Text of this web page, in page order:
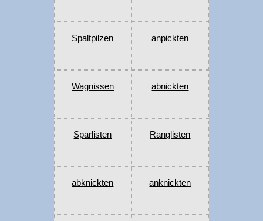
Spaltpilzen anpickten
Wagnissen abnickten
Sparlisten Ranglisten
abknickten anknickten